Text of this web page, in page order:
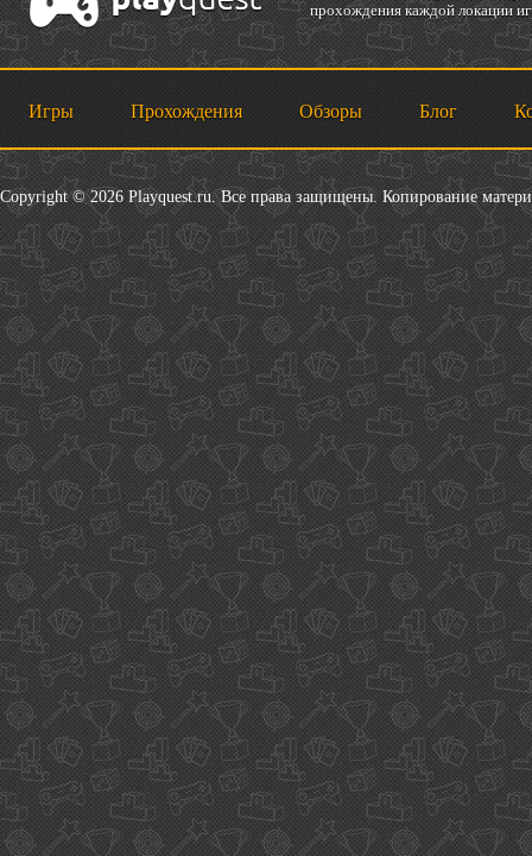
прохождения каждой локации
Игры Прохождения Обзоры Блог
Copyright © 2026 Playquest.ru. Все права защищены. Копирование